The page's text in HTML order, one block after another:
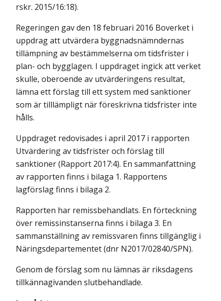
rskr. 2015/16:18).
Regeringen gav den 18 februari 2016 Boverket i
uppdrag att utvärdera byggnadsnämndernas
tillämpning av bestämmelserna om tidsfrister i
plan- och bygglagen. I uppdraget ingick att verket
skulle, oberoende av utvärderingens resultat,
lämna ett förslag till ett system med sanktioner
som är tilllämpligt när föreskrivna tidsfrister inte
hålls.
Uppdraget redovisades i april 2017 i rapporten
Utvärdering av tidsfrister och förslag till
sanktioner (Rapport 2017:4). En sammanfattning
av rapporten finns i bilaga 1. Rapportens
lagförslag finns i bilaga 2.
Rapporten har remissbehandlats. En förteckning
över remissinstanserna finns i bilaga 3. En
sammanställning av remissvaren finns tillgänglig i
Näringsdepartementet (dnr N2017/02840/SPN).
Genom de förslag som nu lämnas är riksdagens
tillkännagivanden slutbehandlade.